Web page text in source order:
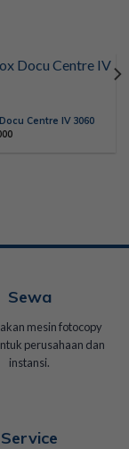
Centre IV 3060
Sewa
mesin fotocopy
perusahaan dan
instansi.
Service